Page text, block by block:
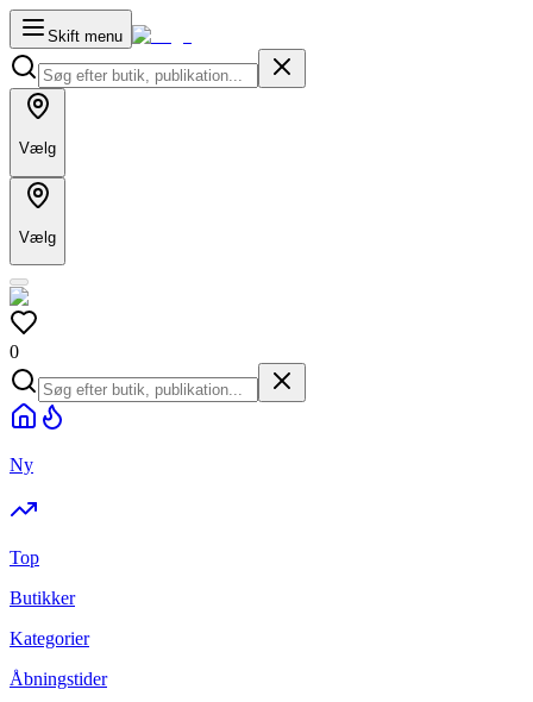
Skift menu
Vælg
Vælg
0
Ny
Top
Butikker
Kategorier
Åbningstider